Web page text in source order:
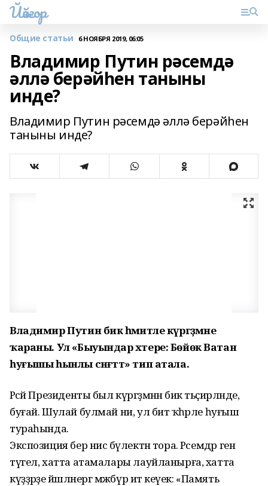
Йәйғор
Общие статьи 6 НОЯБРЯ 2019, 06:05
Владимир Путин рәсемдә
әллә берәйһен таныны
инде?
Владимир Путин рәсемдә әллә берәйһен
таныны инде?
Владимир Путин бик әһәмиәтле күргәҙмәне
ҡараны. Ул«Быуындар хәтере: Бөйөк Ватан
һуғышы һынлы сәнғәттә» тип атала.
Рәсәй Президенты был күргәҙмәнән бик тәьҫирләнде,
буғай. Шулай булмай ни, ул бит ҡәһәрле һуғыш
тураһында.
Экспозиция бер нисә бүлектән тора. Рәсемдәр генә
түгел, хатта атамалары лауйланырға, хатта
күҙҙәрҙе йәшләнергә мәжбүр итә кеүек: «Память